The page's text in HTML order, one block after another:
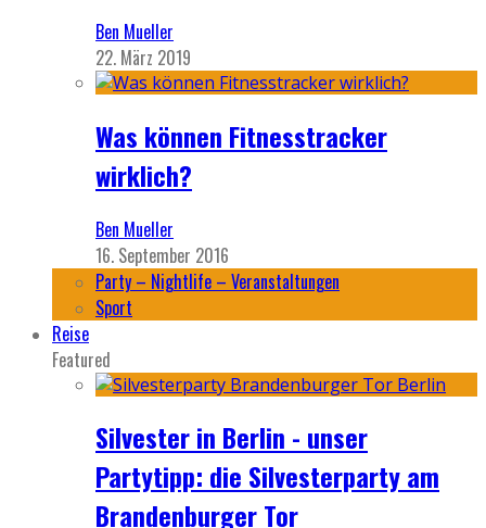
Ben Mueller
22. März 2019
Was können Fitnesstracker
wirklich?
Ben Mueller
16. September 2016
Party – Nightlife – Veranstaltungen
Sport
Reise
Featured
Silvester in Berlin - unser
Partytipp: die Silvesterparty am
Brandenburger Tor